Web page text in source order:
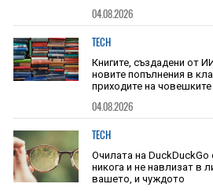
04.08.2026
TECH
Книгите, създадени от
новите попълнения в
приходите на
04.08.2026
TECH
Очилата на DuckDuckGo
никога и не навлизат в
вашето, и чуждото